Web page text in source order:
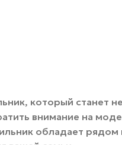
который станет
внимание на
обладает